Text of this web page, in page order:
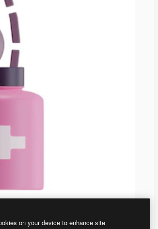
on your device to enhance site